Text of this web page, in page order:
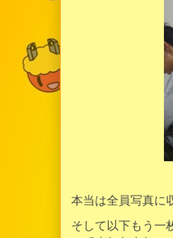
本当は全員写真に
そして以下もう一